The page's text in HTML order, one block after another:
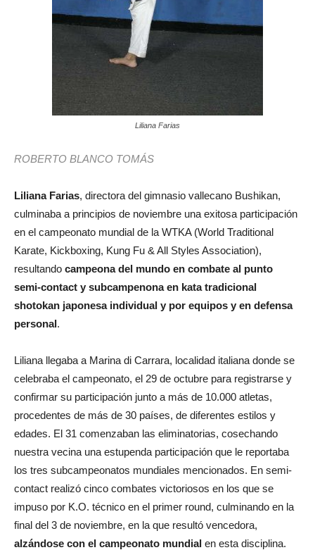
Liliana Farias
ROBERTO BLANCO TOMÁS
Liliana Farias, directora del gimnasio vallecano Bushikan,
culminaba a principios de noviembre una exitosa participación
en el campeonato mundial de la WTKA (World Traditional
Karate, Kickboxing, Kung Fu & All Styles Association),
resultando campeona del mundo en combate al punto
semi-contact y subcampenona en kata tradicional
shotokan japonesa individual y por equipos y en defensa
personal.
Liliana llegaba a Marina di Carrara, localidad italiana donde se
celebraba el campeonato, el 29 de octubre para registrarse y
confirmar su participación junto a más de 10.000 atletas,
procedentes de más de 30 países, de diferentes estilos y
edades. El 31 comenzaban las eliminatorias, cosechando
nuestra vecina una estupenda participación que le reportaba
los tres subcampeonatos mundiales mencionados. En semi-
contact realizó cinco combates victoriosos en los que se
impuso por K.O. técnico en el primer round, culminando en la
final del 3 de noviembre, en la que resultó vencedora,
alzándose con el campeonato mundial en esta disciplina.